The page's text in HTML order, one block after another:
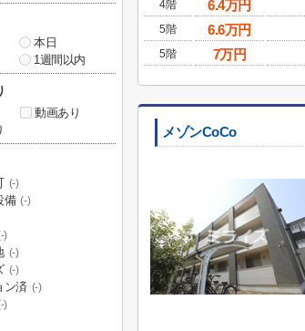
4階
6.4万円
5階
6.6万円
5階
7万円
メゾンCoCo
本日
1週間以内
動画あり
(-)
備 (-)
)
(-)
(-)
ン済 (-)
)